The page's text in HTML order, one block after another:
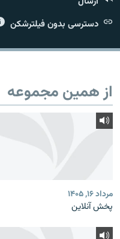
دسترسی بدون فیلترشکن
از همین مجموعه
مرداد ۱۶, ۱۴۰۵
پخش آنلاین